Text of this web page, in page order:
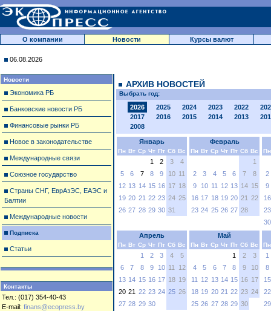
О компании Новости Курсы валют
06.08.2026
Новости
Экономика РБ
Банковские новости РБ
Финансовые рынки РБ
Новое в законодательстве
Международные связи
Союзное государство
Страны СНГ, ЕврАзЭС, ЕАЭС и
Балтии
Международные новости
Подписка
Статьи
Контакты
Тел.: (017) 354-40-43
E-mail: finans@ecopress.by
АРХИВ НОВОСТЕЙ
Выбрать год:
2026 2025 2024 2023 2022
2017
2016 2015 2014 2013
2008
Январь
Пн Вт Ср Чт Пт Сб Вс
1 2 3
4
5
6 7 8 9 10 11
12 13 14 15 16 17 18
19 20 21 22 23 24 25
26 27 28 29 30 31
Февраль
Пн Вт Ср Чт Пт Сб Вс
1
2
3 4 5 6 7
8
9
10 11 12 13 14 15
16 17 18 19 20 21 22
23 24 25 26 27 28
Пн
2
9
16
23
30
Апрель
Пн Вт Ср Чт Пт Сб Вс
1 2 3 4
5
6
7 8 9 10 11
12
13 14 15 16 17 18 19
20 21 22 23 24 25 26
27 28 29 30
Май
Пн Вт Ср Чт Пт Сб Вс
1 2
3
4
5 6 7 8 9
10
11
12 13 14 15 16 17
18 19 20 21 22 23 24
25 26 27 28 29 30
Пн
1
8
15
22
29